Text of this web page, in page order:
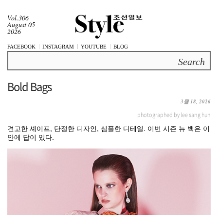
Vol.306
August 05
2026
FACEBOOK INSTAGRAM YOUTUBE BLOG
Bold Bags
3월 18, 2026
photographed by lee sang hun
견고한 셰이프, 단정한 디자인, 심플한 디테일. 이번 시즌 뉴 백은 이
안에 답이 있다.